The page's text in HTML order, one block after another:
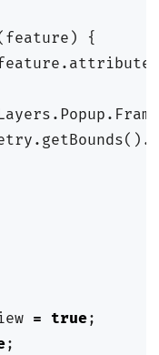
feature )
{
. attributes
. Popup .
. getBounds().
= true;
;